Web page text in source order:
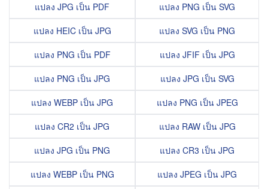
แปลง JPG เป็น PDF
แปลง HEIC เป็น JPG
แปลง PNG เป็น PDF
แปลง PNG เป็น JPG
แปลง WEBP เป็น JPG
แปลง CR2 เป็น JPG
แปลง JPG เป็น PNG
แปลง WEBP เป็น PNG
แปลง PNG เป็น SVG
แปลง SVG เป็น PNG
แปลง JFIF เป็น JPG
แปลง JPG เป็น SVG
แปลง PNG เป็น JPEG
แปลง RAW เป็น JPG
แปลง CR3 เป็น JPG
แปลง JPEG เป็น JPG